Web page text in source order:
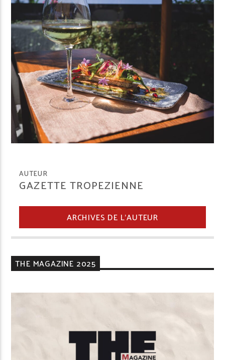
AUTEUR
GAZETTE TROPEZIENNE
ARCHIVES DE L'AUTEUR
THE MAGAZINE 2025